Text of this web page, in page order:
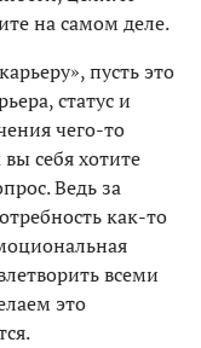
на самом деле.
пусть это
статус и
чего-то
себя хотите
Ведь за
как-то
всеми
это